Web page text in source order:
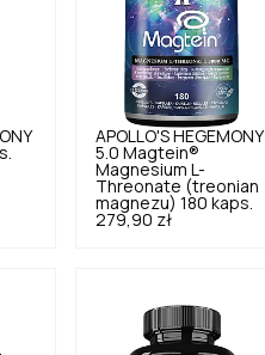
APOLLO'S HEGEMONY
5.0 Magtein®
Magnesium L-
Threonate (treonian
magnezu) 180 kaps.
279,90 zł